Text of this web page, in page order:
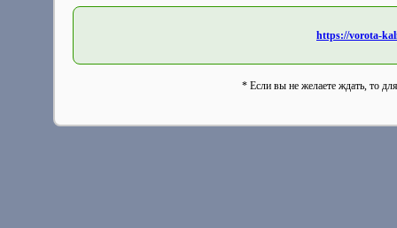
https://vorota-
* Если вы не желаете ждать, то